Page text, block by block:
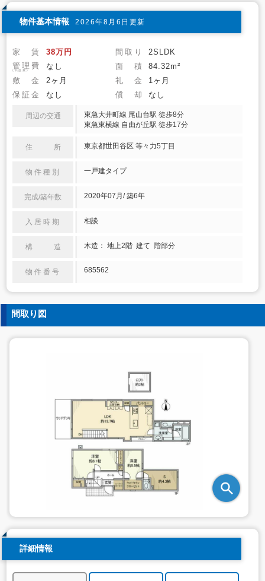
物件基本情報 2026年8月6日更新
家 賃 38万円 間取り
2SLDK
管理費
(共益費) なし 面 積
84.32m²
敷 金
2ヶ月 礼 金
1ヶ月
保証金
なし 償 却 なし
周辺の交通
東急大井町線 尾山台駅 徒歩8分
東急東横線 自由が丘駅 徒歩17分
住 所 東京都世田谷区 等々力5丁目
物件種別 一戸建タイプ
完成/築年数 2020年07月/ 築6年
入居時期 相談
構 造 木造： 地上2階 建て 階部分
物件番号 685562
間取り図
詳細情報